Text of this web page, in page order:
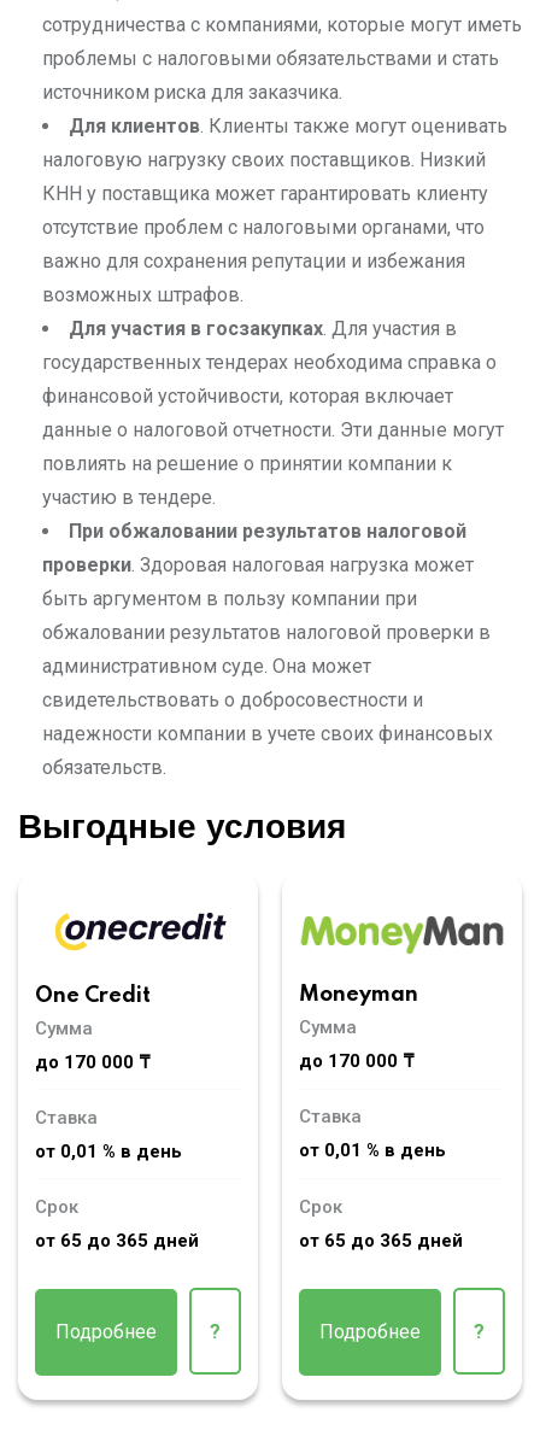
сотрудничества с компаниями, которые могут иметь
проблемы с налоговыми обязательствами и стать
источником риска для заказчика.
Для клиентов. Клиенты также могут оценивать
налоговую нагрузку своих поставщиков. Низкий
КНН у поставщика может гарантировать клиенту
отсутствие проблем с налоговыми органами, что
важно для сохранения репутации и избежания
возможных штрафов.
Для участия в госзакупках. Для участия в
государственных тендерах необходима справка о
финансовой устойчивости, которая включает
данные о налоговой отчетности. Эти данные могут
повлиять на решение о принятии компании к
участию в тендере.
При обжаловании результатов налоговой
проверки. Здоровая налоговая нагрузка может
быть аргументом в пользу компании при
обжаловании результатов налоговой проверки в
административном суде. Она может
свидетельствовать о добросовестности и
надежности компании в учете своих финансовых
обязательств.
Выгодные условия
One Credit
Сумма
до 170 000 ₸
Ставка
от 0,01 % в день
Срок
от 65 до 365 дней
Подробнее ?
Moneyman
Сумма
до 170 000 ₸
Ставка
от 0,01 % в день
Срок
от 65 до 365 дней
Подробнее ?